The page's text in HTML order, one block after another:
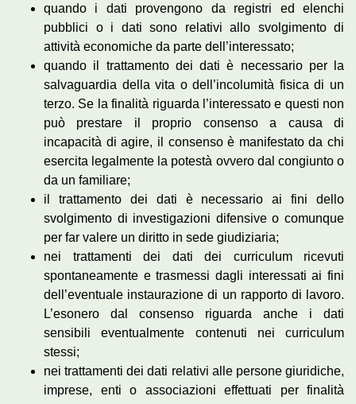
quando i dati provengono da registri ed elenchi
pubblici o i dati sono relativi allo svolgimento di
attività economiche da parte dell’interessato;
quando il trattamento dei dati è necessario per la
salvaguardia della vita o dell’incolumità fisica di un
terzo. Se la finalità riguarda l’interessato e questi non
può prestare il proprio consenso a causa di
incapacità di agire, il consenso è manifestato da chi
esercita legalmente la potestà ovvero dal congiunto o
da un familiare;
il trattamento dei dati è necessario ai fini dello
svolgimento di investigazioni difensive o comunque
per far valere un diritto in sede giudiziaria;
nei trattamenti dei dati dei curriculum ricevuti
spontaneamente e trasmessi dagli interessati ai fini
dell’eventuale instaurazione di un rapporto di lavoro.
L’esonero dal consenso riguarda anche i dati
sensibili eventualmente contenuti nei curriculum
stessi;
nei trattamenti dei dati relativi alle persone giuridiche,
imprese, enti o associazioni effettuati per finalità